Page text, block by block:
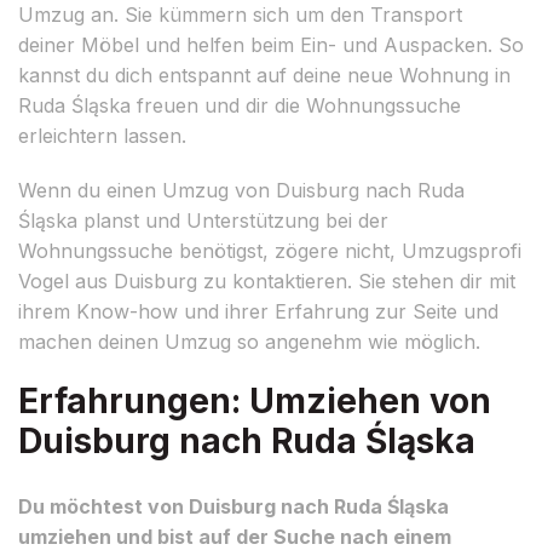
Umzug an. Sie kümmern sich um den Transport
deiner Möbel und helfen beim Ein- und Auspacken. So
kannst du dich entspannt auf deine neue Wohnung in
Ruda Śląska freuen und dir die Wohnungssuche
erleichtern lassen.
Wenn du einen Umzug von Duisburg nach Ruda
Śląska planst und Unterstützung bei der
Wohnungssuche benötigst, zögere nicht, Umzugsprofi
Vogel aus Duisburg zu kontaktieren. Sie stehen dir mit
ihrem Know-how und ihrer Erfahrung zur Seite und
machen deinen Umzug so angenehm wie möglich.
Erfahrungen: Umziehen von
Duisburg nach Ruda Śląska
Du möchtest von Duisburg nach Ruda Śląska
umziehen und bist auf der Suche nach einem